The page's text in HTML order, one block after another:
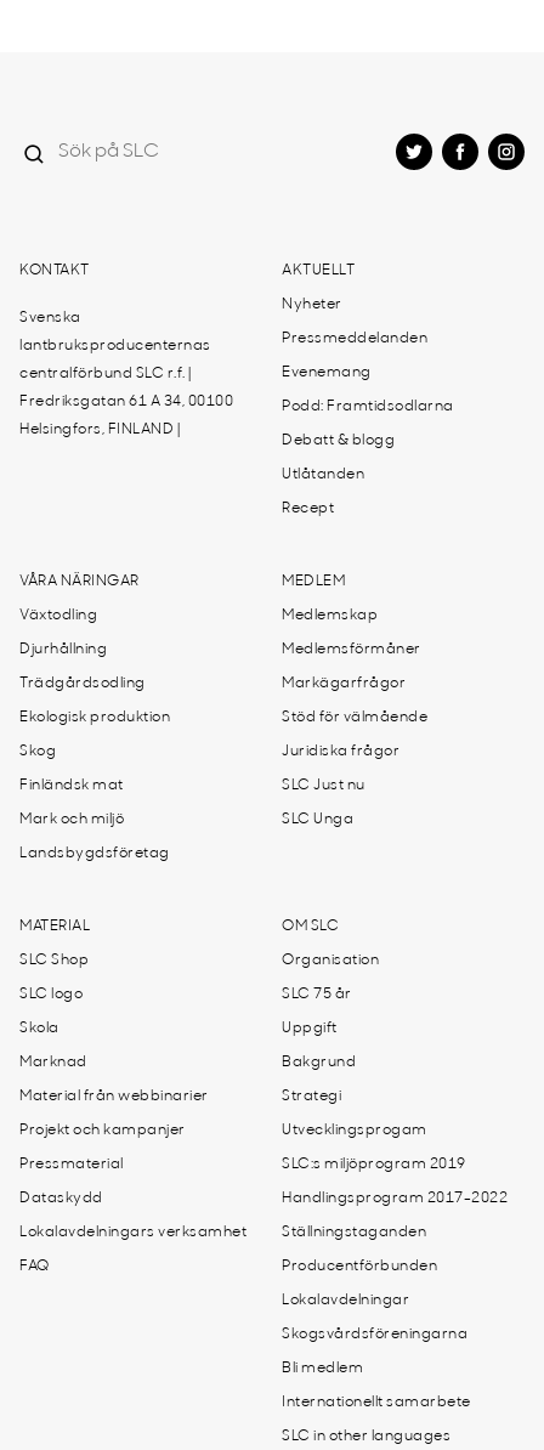
KONTAKT
Svenska
lantbruksproducenternas
centralförbund SLC r.f. |
Fredriksgatan 61 A 34, 00100
Helsingfors, FINLAND |
AKTUELLT
Nyheter
Pressmeddelanden
Evenemang
Podd: Framtidsodlarna
Debatt & blogg
Utlåtanden
Recept
VÅRA NÄRINGAR
Växtodling
Djurhållning
Trädgårdsodling
Ekologisk produktion
Skog
Finländsk mat
Mark och miljö
Landsbygdsföretag
MEDLEM
Medlemskap
Medlemsförmåner
Markägarfrågor
Stöd för välmående
Juridiska frågor
SLC Just nu
SLC Unga
MATERIAL
SLC Shop
SLC logo
Skola
Marknad
Material från webbinarier
Projekt och kampanjer
Pressmaterial
Dataskydd
Lokalavdelningars verksamhet
FAQ
OM SLC
Organisation
SLC 75 år
Uppgift
Bakgrund
Strategi
Utvecklingsprogam
SLC:s miljöprogram 2019
Handlingsprogram 2017-2022
Ställningstaganden
Producentförbunden
Lokalavdelningar
Skogsvårdsföreningarna
Bli medlem
Internationellt samarbete
SLC in other languages